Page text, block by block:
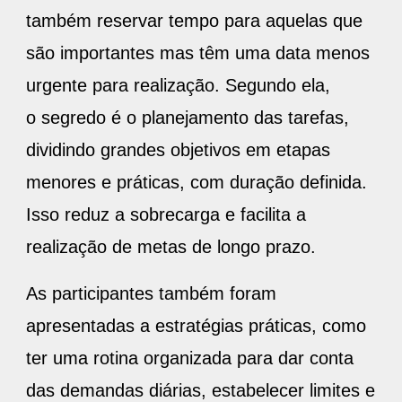
também reservar tempo para aquelas que
são importantes mas têm uma data menos
urgente para realização. Segundo ela,
o segredo é o planejamento das tarefas,
dividindo grandes objetivos em etapas
menores e práticas, com duração definida.
Isso reduz a sobrecarga e facilita a
realização de metas de longo prazo.
As participantes também foram
apresentadas a estratégias práticas, como
ter uma rotina organizada para dar conta
das demandas diárias, estabelecer limites e